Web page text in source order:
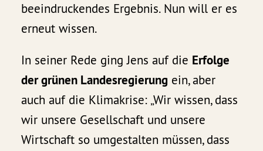
beeindruckendes Ergebnis. Nun will er es
erneut wissen.
In seiner Rede ging Jens auf die Erfolge
der grünen Landesregierung ein, aber
auch auf die Klimakrise: „Wir wissen, dass
wir unsere Gesellschaft und unsere
Wirtschaft so umgestalten müssen, dass